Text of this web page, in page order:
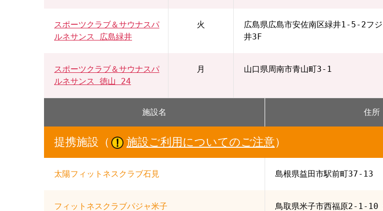
スポーツクラブ＆サウナスパ
ルネサンス 広島緑井
火
広島県広島市安佐南区緑井1-5-2フ
井3F
スポーツクラブ＆サウナスパ
ルネサンス 徳山 24
月 山口県周南市青山町3-1
施設名 住所
提携施設（ 施設ご利用についてのご注意）
太陽フィットネスクラブ石見 島根県益田市駅前町37-13
フィットネスクラブパジャ米子 鳥取県米子市西福原2-1-10